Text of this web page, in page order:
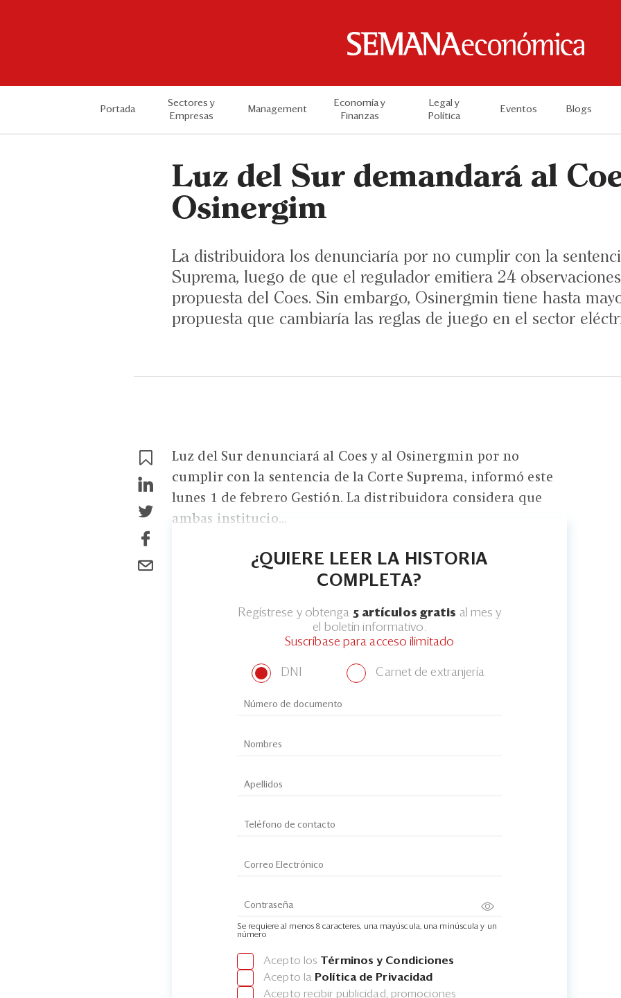
Portada
Sectores y
Empresas
Management
Economía y
Finanzas
Legal y
Política
Eventos Blogs
Luz del Sur demandará al
Osinergim
La distribuidora los denunciaría por no cumplir con la
Suprema, luego de que el regulador emitiera 24
propuesta del Coes. Sin embargo, Osinergmin tiene hasta
propuesta que cambiaría las reglas de juego en el sector
Luz del Sur denunciará al Coes y al Osinergmin por no
cumplir con la sentencia de la Corte Suprema, informó este
lunes 1 de febrero Gestión. La distribuidora considera que
ambas institucio...
¿QUIERE LEER LA HISTORIA
COMPLETA?
Regístrese y obtenga 5 artículos gratis al mes y
el boletín informativo.
Suscríbase para acceso ilimitado
DNI Carnet de extranjería
Se requiere al menos 8 caracteres, una mayúscula, una minúscula y un
número
Acepto los Términos y Condiciones
Acepto la Política de Privacidad
Acepto recibir publicidad, promociones